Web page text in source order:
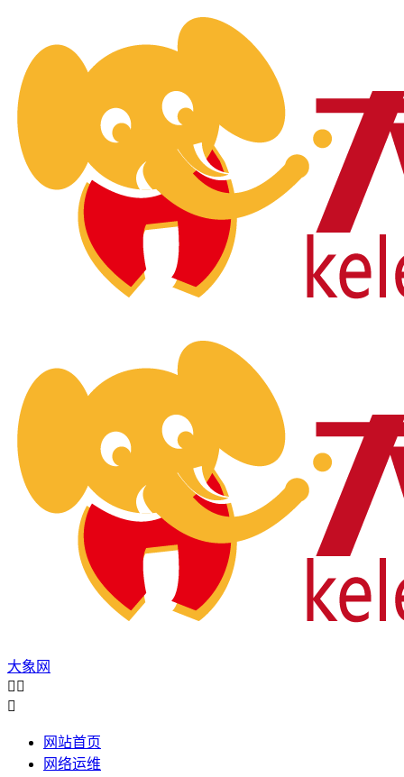
大象网
 

网站首页
网络运维